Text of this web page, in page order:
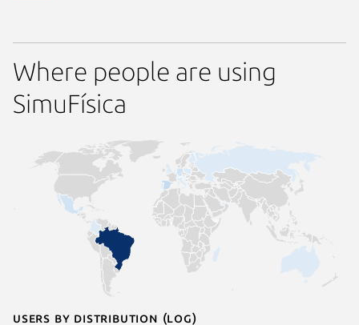
Where people are using
SimuFísica
Users by distribution (log)